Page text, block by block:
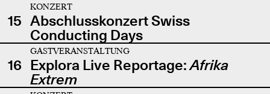
15
KONZERT
Abschlusskonzert Swiss
Conducting Days
16
GASTVERANSTALTUNG
Explora Live Reportage:Afrika
Extrem